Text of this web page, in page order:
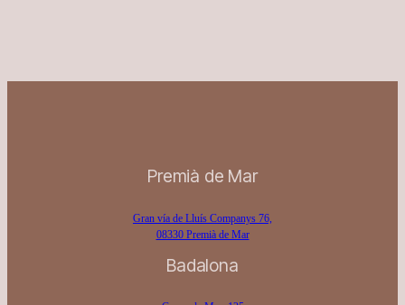
Premià de Mar
Gran vía de Lluís Companys 76,
08330 Premià de Mar
Badalona